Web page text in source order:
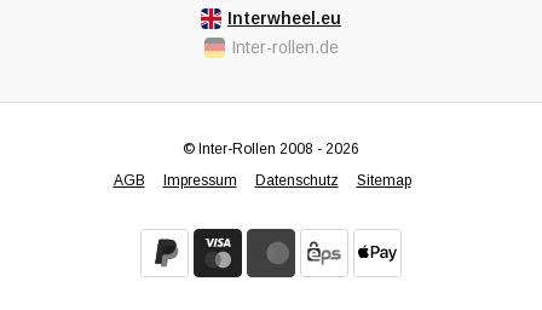
Interwheel.eu
Inter-rollen.de
AGB Impressum Datenschutz Sitemap
© Inter-Rollen 2008 - 2026